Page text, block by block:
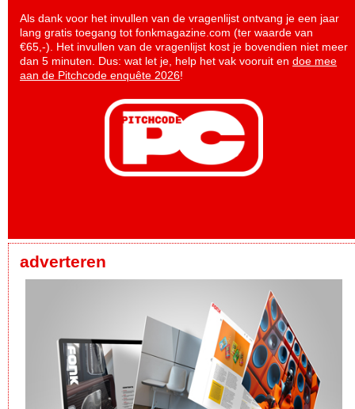
Als dank voor het invullen van de vragenlijst ontvang je een jaar
lang gratis toegang tot fonkmagazine.com (ter waarde van
€65,-). Het invullen van de vragenlijst kost je bovendien niet meer
dan 5 minuten. Dus: wat let je, help het vak vooruit en doe mee
aan de Pitchcode enquête 2026!
adverteren